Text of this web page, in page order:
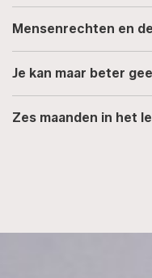
Mensenrechten en
Je kan maar beter
Zes maanden in het